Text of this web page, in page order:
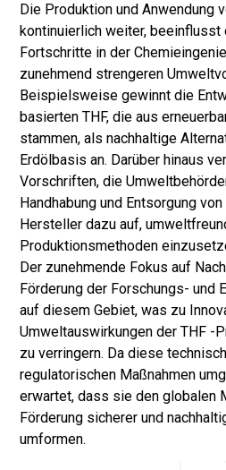
Die Produktion und Anwendung
kontinuierlich weiter, beeinflusst
Fortschritte in der
zunehmend strengeren
Beispielsweise gewinnt die
basierten THF, die aus
stammen, als nachhaltige
Erdölbasis an. Darüber hinaus
Vorschriften, die
Handhabung und Entsorgung
Hersteller dazu auf,
Produktionsmethoden
Der zunehmende Fokus auf
Förderung der Forschungs- und
auf diesem Gebiet, was zu
Umweltauswirkungen der THF -
zu verringern. Da diese
regulatorischen Maßnahmen
erwartet, dass sie den globalen
Förderung sicherer und
umformen.